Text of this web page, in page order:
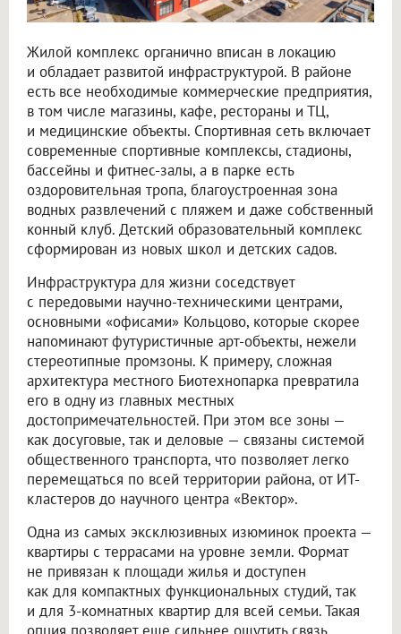
Жилой комплекс органично вписан в локацию
и обладает развитой инфраструктурой. В районе
есть все необходимые коммерческие предприятия,
в том числе магазины, кафе, рестораны и ТЦ,
и медицинские объекты. Спортивная сеть включает
современные спортивные комплексы, стадионы,
бассейны и фитнес-залы, а в парке есть
оздоровительная тропа, благоустроенная зона
водных развлечений с пляжем и даже собственный
конный клуб. Детский образовательный комплекс
сформирован из новых школ и детских садов.
Инфраструктура для жизни соседствует
с передовыми научно-техническими центрами,
основными «офисами» Кольцово, которые скорее
напоминают футуристичные арт-объекты, нежели
стереотипные промзоны. К примеру, сложная
архитектура местного Биотехнопарка превратила
его в одну из главных местных
достопримечательностей. При этом все зоны —
как досуговые, так и деловые — связаны системой
общественного транспорта, что позволяет легко
перемещаться по всей территории района, от ИТ-
кластеров до научного центра «Вектор».
Одна из самых эксклюзивных изюминок проекта —
квартиры с террасами на уровне земли. Формат
не привязан к площади жилья и доступен
как для компактных функциональных студий, так
и для 3-комнатных квартир для всей семьи. Такая